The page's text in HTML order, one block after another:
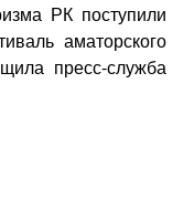
РК поступили
аматорского
пресс-служба